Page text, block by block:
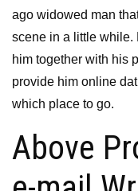
ago widowed man
scene in a little while.
him together with his
provide him online
which place to go.
Above